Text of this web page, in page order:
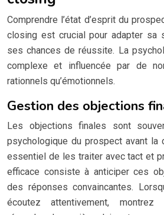
Comprendre l’état d’esprit du
closing est crucial pour adapter sa
ses chances de réussite. La
complexe et influencée par de
rationnels qu’émotionnels.
Gestion des objections
Les objections finales sont
psychologique du prospect avant la
essentiel de les traiter avec tact et
efficace consiste à anticiper ces
des réponses convaincantes.
écoutez attentivement, montrez